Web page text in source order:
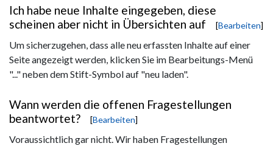
Ich habe neue Inhalte eingegeben, diese
scheinen aber nicht in Übersichten auf
[Bearbeiten]
Um sicherzugehen, dass alle neu erfassten Inhalte auf einer
Seite angezeigt werden, klicken Sie im Bearbeitungs-Menü
"..." neben dem Stift-Symbol auf "neu laden".
Wann werden die offenen Fragestellungen
beantwortet?
[Bearbeiten]
Voraussichtlich gar nicht. Wir haben Fragestellungen